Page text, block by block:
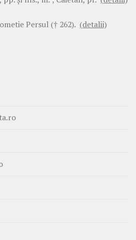
Persul († 262). (detalii)